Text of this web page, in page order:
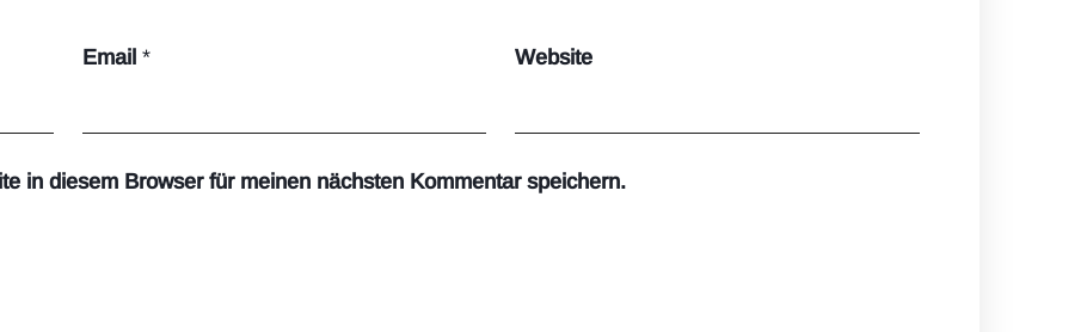
Email * Website
in diesem Browser für meinen nächsten Kommentar speichern.